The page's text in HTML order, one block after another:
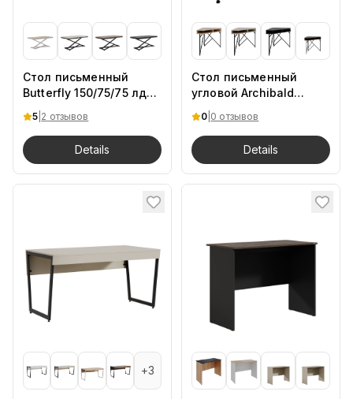
Стол письменный
Butterfly 150/75/75 лдсп
5 2 отзывов
Details
Стол письменный
угловой Archibald
75/75/75 DB
0 0 отзывов
Details
+3